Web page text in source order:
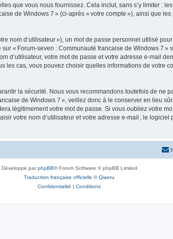
que vous nous fournissez. Cela inclut, sans s’y limiter :
de Windows 7 » (ci-après « votre compte »), ainsi que
nom d’utilisateur »), un mot de passe personnel utilisé
« Forum-seven : Communauté francaise de Windows 7
d’utilisateur, votre mot de passe et votre adresse e-mail
les cas, vous pouvez choisir quelles informations de votre
la sécurité. Nous vous recommandons toutefois de ne
de Windows 7 », veillez donc à le conserver en lieu
légitimement votre mot de passe. Si vous oubliez votre
votre nom d’utilisateur et votre adresse e-mail ; le
Développé parphpBB® Forum Software © phpBB Limited
Traduction française officielle ©Qiaeru
Confidentialité | Conditions